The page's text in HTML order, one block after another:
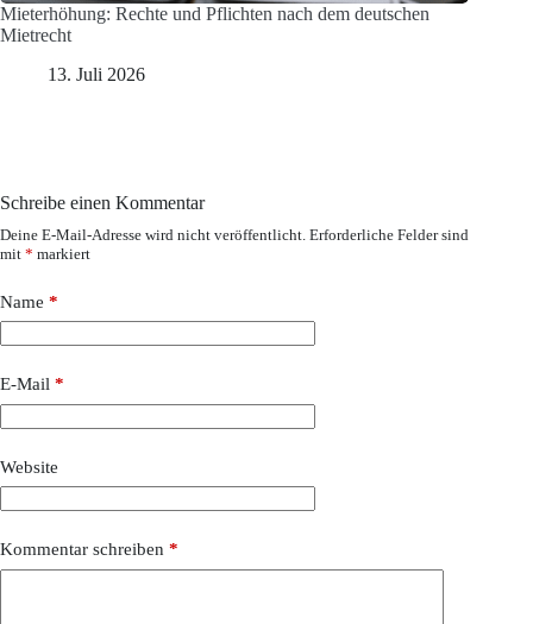
Mieterhöhung: Rechte und Pflichten nach dem deutschen
Mietrecht
13. Juli 2026
Schreibe einen Kommentar
Deine E-Mail-Adresse wird nicht veröffentlicht. Erforderliche Felder sind
mit * markiert
Name *
E-Mail *
Website
Kommentar schreiben *